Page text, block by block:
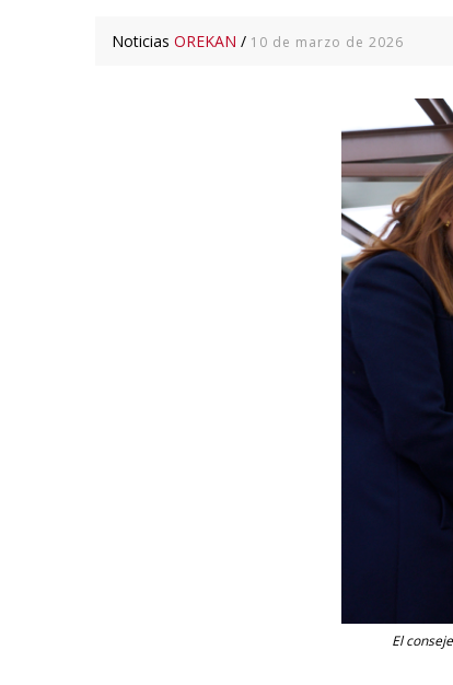
Noticias OREKAN / 10 de marzo de 2026
El